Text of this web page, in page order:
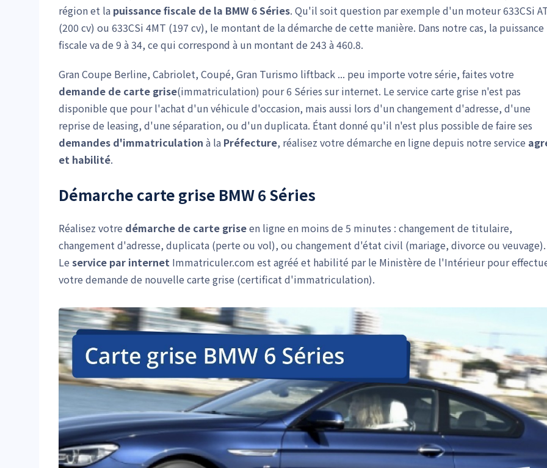
région et la puissance fiscale de la BMW 6 Séries. Qu'il soit question par exemple d'un moteur 633CSi
(200 cv) ou 633CSi 4MT (197 cv), le montant de la démarche de cette manière. Dans notre cas, la puissance
fiscale va de 9 à 34, ce qui correspond à un montant de 243 à 460.8.
Gran Coupe Berline, Cabriolet, Coupé, Gran Turismo liftback ... peu importe votre série, faites votre
demande de carte grise(immatriculation) pour 6 Séries sur internet. Le service carte grise n'est pas
disponible que pour l'achat d'un véhicule d'occasion, mais aussi lors d'un changement d'adresse, d'une
reprise de leasing, d'une séparation, ou d'un duplicata. Étant donné qu'il n'est plus possible de faire ses
demandes d'immatriculation à la Préfecture, réalisez votre démarche en ligne depuis notre service
et habilité.
Démarche carte grise BMW 6 Séries
Réalisez votre démarche de carte griseen ligne en moins de 5 minutes : changement de titulaire,
changement d'adresse, duplicata (perte ou vol), ou changement d'état civil (mariage, divorce ou veuvage).
Le service par internet Immatriculer.com est agréé et habilité par le Ministère de l'Intérieur pour
votre demande de nouvelle carte grise (certificat d'immatriculation).